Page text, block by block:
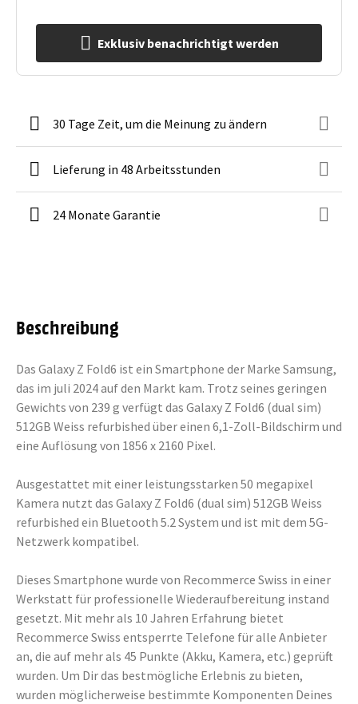
Exklusiv benachrichtigt werden
30 Tage Zeit, um die Meinung zu ändern
Lieferung in 48 Arbeitsstunden
24 Monate Garantie
Beschreibung
Das Galaxy Z Fold6 ist ein Smartphone der Marke Samsung,
das im juli 2024 auf den Markt kam. Trotz seines geringen
Gewichts von 239 g verfügt das Galaxy Z Fold6 (dual sim)
512GB Weiss refurbished über einen 6,1-Zoll-Bildschirm und
eine Auflösung von 1856 x 2160 Pixel.
Ausgestattet mit einer leistungsstarken 50 megapixel
Kamera nutzt das Galaxy Z Fold6 (dual sim) 512GB Weiss
refurbished ein Bluetooth 5.2 System und ist mit dem 5G-
Netzwerk kompatibel.
Dieses Smartphone wurde von Recommerce Swiss in einer
Werkstatt für professionelle Wiederaufbereitung instand
gesetzt. Mit mehr als 10 Jahren Erfahrung bietet
Recommerce Swiss entsperrte Telefone für alle Anbieter
an, die auf mehr als 45 Punkte (Akku, Kamera, etc.) geprüft
wurden. Um Dir das bestmögliche Erlebnis zu bieten,
wurden möglicherweise bestimmte Komponenten Deines